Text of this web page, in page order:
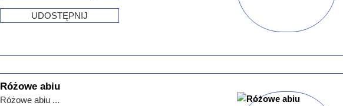
UDOSTĘPNIJ
Różowe abiu
Różowe abiu ...